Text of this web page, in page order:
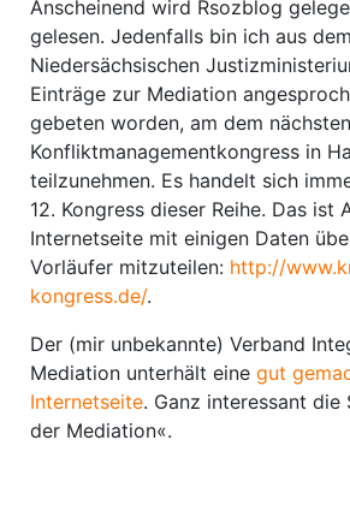
Anscheinend wird Rsozblog
gelesen. Jedenfalls bin ich aus dem
Niedersächsischen
Einträge zur Mediation
gebeten worden, am dem nächsten
Konfliktmanagementkongress in
teilzunehmen. Es handelt sich
12. Kongress dieser Reihe. Das ist
Internetseite mit einigen Daten
Vorläufer mitzuteilen: http://
kongress.de/.
Der (mir unbekannte) Verband
Mediation unterhält eine gut
Internetseite. Ganz interessant die
der Mediation«.